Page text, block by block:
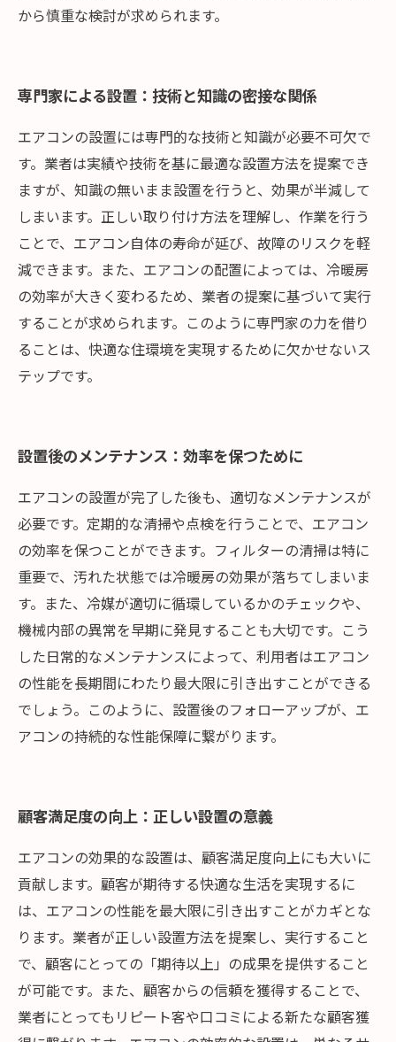
から慎重な検討が求められます。
専門家による設置：技術と知識の密接な関係
エアコンの設置には専門的な技術と知識が必要不可欠で
す。業者は実績や技術を基に最適な設置方法を提案でき
ますが、知識の無いまま設置を行うと、効果が半減して
しまいます。正しい取り付け方法を理解し、作業を行う
ことで、エアコン自体の寿命が延び、故障のリスクを軽
減できます。また、エアコンの配置によっては、冷暖房
の効率が大きく変わるため、業者の提案に基づいて実行
することが求められます。このように専門家の力を借り
ることは、快適な住環境を実現するために欠かせないス
テップです。
設置後のメンテナンス：効率を保つために
エアコンの設置が完了した後も、適切なメンテナンスが
必要です。定期的な清掃や点検を行うことで、エアコン
の効率を保つことができます。フィルターの清掃は特に
重要で、汚れた状態では冷暖房の効果が落ちてしまいま
す。また、冷媒が適切に循環しているかのチェックや、
機械内部の異常を早期に発見することも大切です。こう
した日常的なメンテナンスによって、利用者はエアコン
の性能を長期間にわたり最大限に引き出すことができる
でしょう。このように、設置後のフォローアップが、エ
アコンの持続的な性能保障に繋がります。
顧客満足度の向上：正しい設置の意義
エアコンの効果的な設置は、顧客満足度向上にも大いに
貢献します。顧客が期待する快適な生活を実現するに
は、エアコンの性能を最大限に引き出すことがカギとな
ります。業者が正しい設置方法を提案し、実行すること
で、顧客にとっての「期待以上」の成果を提供すること
が可能です。また、顧客からの信頼を獲得することで、
業者にとってもリピート客や口コミによる新たな顧客獲